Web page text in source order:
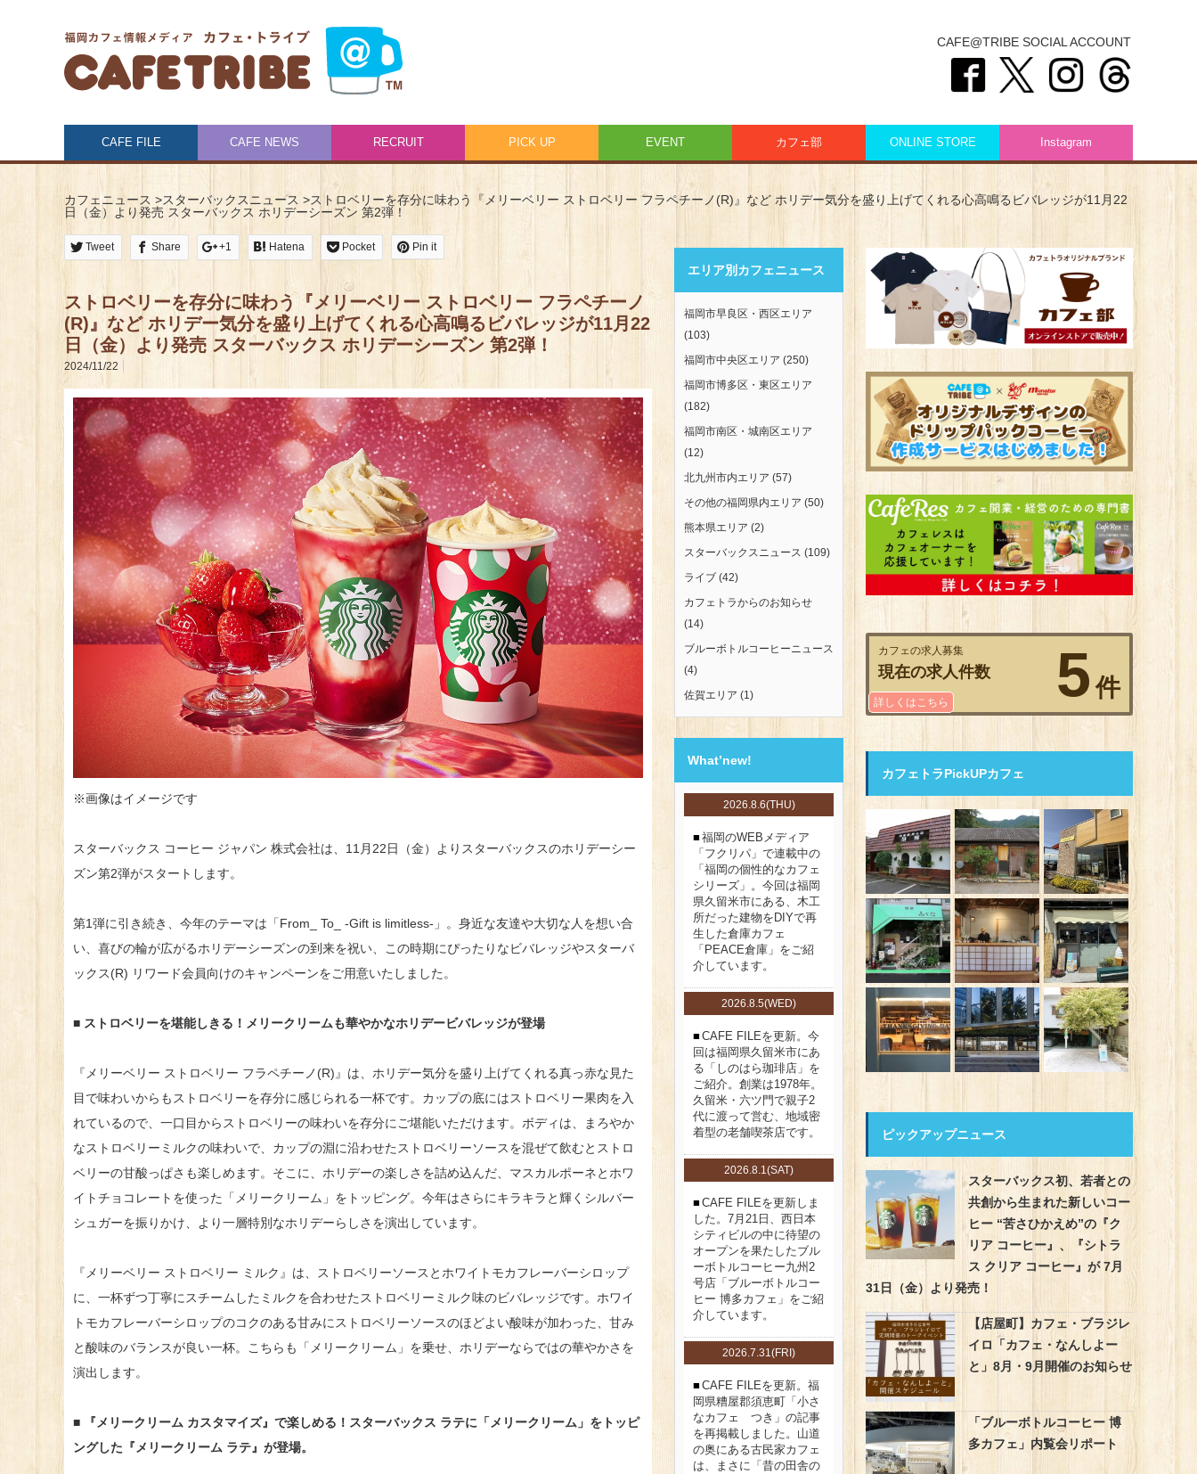
CAFE@TRIBE SOCIAL ACCOUNT
CAFE FILE CAFE NEWS RECRUIT PICK UP EVENT カフェ部 ONLINE STORE Instagram
カフェニュース >スターバックスニュース >ストロベリーを存分に味わう『メリーベリー ストロベリー フラペチーノ(R)』など ホリデー気分を盛り上げてくれる心高鳴るビバレッジが11月22
日（金）より発売 スターバックス ホリデーシーズン 第2弾！
Tweet Share +1 Hatena Pocket Pin it
ストロベリーを存分に味わう『メリーベリー ストロベリー フラペチーノ
(R)』など ホリデー気分を盛り上げてくれる心高鳴るビバレッジが11月22
日（金）より発売 スターバックス ホリデーシーズン 第2弾！
2024/11/22
※画像はイメージです
スターバックス コーヒー ジャパン 株式会社は、11月22日（金）よりスターバックスのホリデーシー
ズン第2弾がスタートします。
第1弾に引き続き、今年のテーマは「From_ To_ -Gift is limitless-」。身近な友達や大切な人を想い合
い、喜びの輪が広がるホリデーシーズンの到来を祝い、この時期にぴったりなビバレッジやスターバ
ックス(R) リワード会員向けのキャンペーンをご用意いたしました。
■ ストロベリーを堪能しきる！メリークリームも華やかなホリデービバレッジが登場
『メリーベリー ストロベリー フラペチーノ(R)』は、ホリデー気分を盛り上げてくれる真っ赤な見た
目で味わいからもストロベリーを存分に感じられる一杯です。カップの底にはストロベリー果肉を入
れているので、一口目からストロベリーの味わいを存分にご堪能いただけます。ボディは、まろやか
なストロベリーミルクの味わいで、カップの淵に沿わせたストロベリーソースを混ぜて飲むとストロ
ベリーの甘酸っぱさも楽しめます。そこに、ホリデーの楽しさを詰め込んだ、マスカルポーネとホワ
イトチョコレートを使った「メリークリーム」をトッピング。今年はさらにキラキラと輝くシルバー
シュガーを振りかけ、より一層特別なホリデーらしさを演出しています。
『メリーベリー ストロベリー ミルク』は、ストロベリーソースとホワイトモカフレーバーシロップ
に、一杯ずつ丁寧にスチームしたミルクを合わせたストロベリーミルク味のビバレッジです。ホワイ
トモカフレーバーシロップのコクのある甘みにストロベリーソースのほどよい酸味が加わった、甘み
と酸味のバランスが良い一杯。こちらも「メリークリーム」を乗せ、ホリデーならではの華やかさを
演出します。
■ 『メリークリーム カスタマイズ』で楽しめる！スターバックス ラテに「メリークリーム」をトッピ
ングした『メリークリーム ラテ』が登場。
エリア別カフェニュース
福岡市早良区・西区エリア
(103)
福岡市中央区エリア (250)
福岡市博多区・東区エリア
(182)
福岡市南区・城南区エリア
(12)
北九州市内エリア (57)
その他の福岡県内エリア (50)
熊本県エリア (2)
スターバックスニュース (109)
ライブ (42)
カフェトラからのお知らせ
(14)
ブルーボトルコーヒーニュース
(4)
佐賀エリア (1)
What’new!
2026.8.6(THU)
福岡のWEBメディア
「フクリパ」で連載中の
「福岡の個性的なカフェ
シリーズ」。今回は福岡
県久留米市にある、木工
所だった建物をDIYで再
生した倉庫カフェ
「PEACE倉庫」をご紹
介しています。
2026.8.5(WED)
CAFE FILEを更新。今
回は福岡県久留米市にあ
る「しのはら珈琲店」を
ご紹介。創業は1978年。
久留米・六ツ門で親子2
代に渡って営む、地域密
着型の老舗喫茶店です。
2026.8.1(SAT)
CAFE FILEを更新しま
した。7月21日、西日本
シティビルの中に待望の
オープンを果たしたブル
ーボトルコーヒー九州2
号店「ブルーボトルコー
ヒー 博多カフェ」をご紹
介しています。
2026.7.31(FRI)
CAFE FILEを更新。福
岡県糟屋郡須恵町「小さ
なカフェ つき」の記事
を再掲載しました。山道
の奥にある古民家カフェ
は、まさに「昔の田舎の
カフェの求人募集
現在の求人件数 5 件
詳しくはこちら
カフェトラPickUPカフェ
ピックアップニュース
スターバックス初、若者との
共創から生まれた新しいコー
ヒー “苦さひかえめ”の『ク
リア コーヒー』、『シトラ
ス クリア コーヒー』が 7月
31日（金）より発売！
【店屋町】カフェ・ブラジレ
イロ「カフェ・なんしよー
と」8月・9月開催のお知らせ
「ブルーボトルコーヒー 博
多カフェ」内覧会リポート